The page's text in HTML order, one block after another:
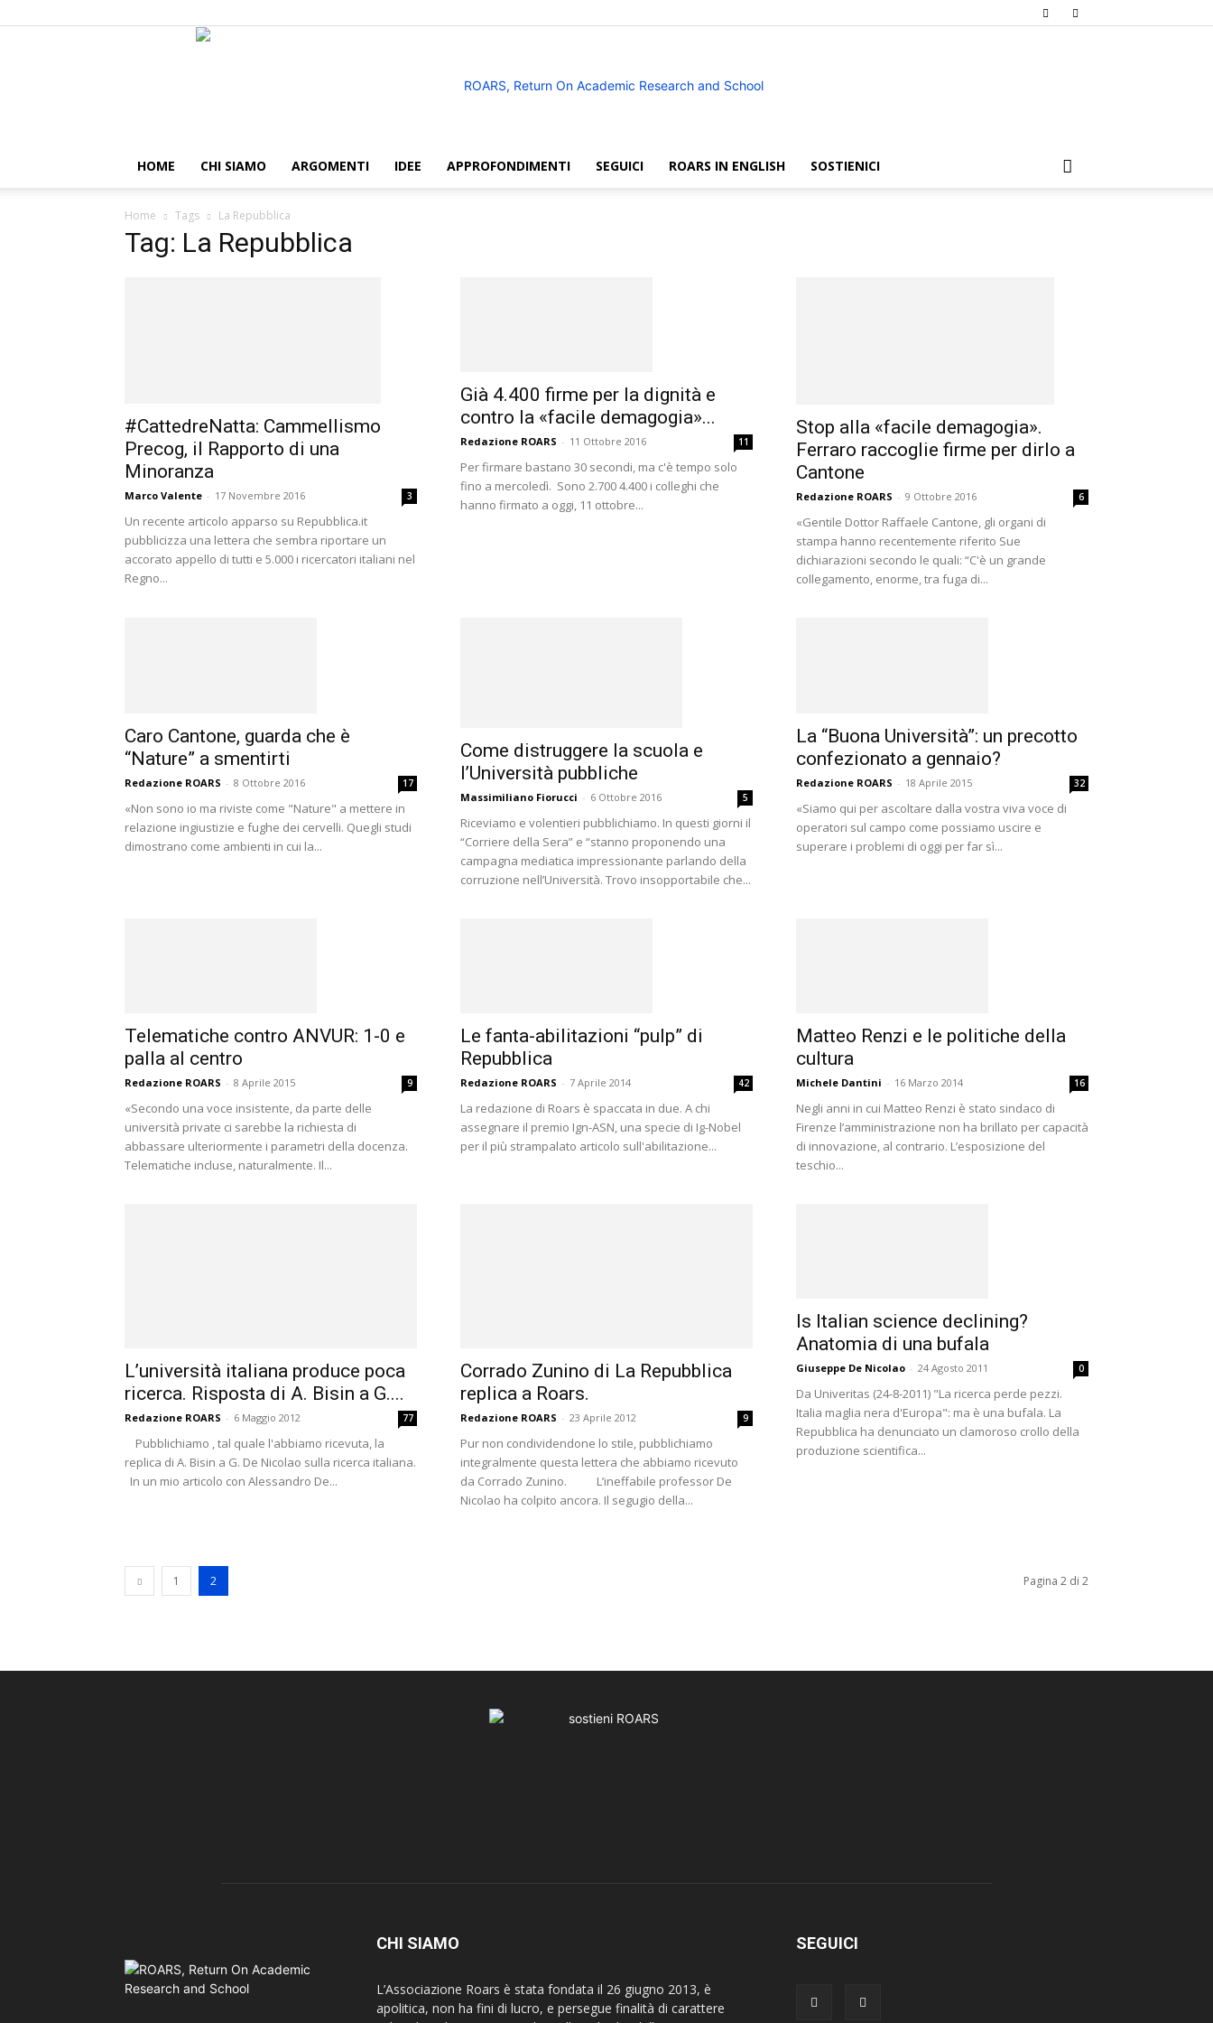
HOME CHI SIAMO ARGOMENTI IDEE APPROFONDIMENTI SEGUICI ROARS IN ENGLISH SOSTIENICI
Home Tags La Repubblica
Tag: La Repubblica
#CattedreNatta: Cammellismo
Precog, il Rapporto di una
Minoranza
Marco Valente - 17 Novembre 2016 3
Un recente articolo apparso su Repubblica.it
pubblicizza una lettera che sembra riportare un
accorato appello di tutti e 5.000 i ricercatori italiani nel
Regno...
Già 4.400 firme per la dignità e
contro la «facile demagogia»...
Redazione ROARS - 11 Ottobre 2016 11
Per firmare bastano 30 secondi, ma c'è tempo solo
fino a mercoledì. Sono 2.700 4.400 i colleghi che
hanno firmato a oggi, 11 ottobre...
Stop alla «facile demagogia».
Ferraro raccoglie firme per dirlo a
Cantone
Redazione ROARS - 9 Ottobre 2016 6
«Gentile Dottor Raffaele Cantone, gli organi di
stampa hanno recentemente riferito Sue
dichiarazioni secondo le quali: “C'è un grande
collegamento, enorme, tra fuga di...
Caro Cantone, guarda che è
“Nature” a smentirti
Redazione ROARS - 8 Ottobre 2016 17
«Non sono io ma riviste come "Nature" a mettere in
relazione ingiustizie e fughe dei cervelli. Quegli studi
dimostrano come ambienti in cui la...
Come distruggere la scuola e
l’Università pubbliche
Massimiliano Fiorucci - 6 Ottobre 2016 5
Riceviamo e volentieri pubblichiamo. In questi giorni il
“Corriere della Sera” e “stanno proponendo una
campagna mediatica impressionante parlando della
corruzione nell’Università. Trovo insopportabile che...
La “Buona Università”: un precotto
confezionato a gennaio?
Redazione ROARS - 18 Aprile 2015 32
«Siamo qui per ascoltare dalla vostra viva voce di
operatori sul campo come possiamo uscire e
superare i problemi di oggi per far sì...
Telematiche contro ANVUR: 1-0 e
palla al centro
Redazione ROARS - 8 Aprile 2015 9
«Secondo una voce insistente, da parte delle
università private ci sarebbe la richiesta di
abbassare ulteriormente i parametri della docenza.
Telematiche incluse, naturalmente. Il...
Le fanta-abilitazioni “pulp” di
Repubblica
Redazione ROARS - 7 Aprile 2014 42
La redazione di Roars è spaccata in due. A chi
assegnare il premio Ign-ASN, una specie di Ig-Nobel
per il più strampalato articolo sull'abilitazione...
Matteo Renzi e le politiche della
cultura
Michele Dantini - 16 Marzo 2014 16
Negli anni in cui Matteo Renzi è stato sindaco di
Firenze l’amministrazione non ha brillato per capacità
di innovazione, al contrario. L’esposizione del
teschio...
L’università italiana produce poca
ricerca. Risposta di A. Bisin a G....
Redazione ROARS - 6 Maggio 2012 77
Pubblichiamo , tal quale l'abbiamo ricevuta, la
replica di A. Bisin a G. De Nicolao sulla ricerca italiana.
In un mio articolo con Alessandro De...
Corrado Zunino di La Repubblica
replica a Roars.
Redazione ROARS - 23 Aprile 2012 9
Pur non condividendone lo stile, pubblichiamo
integralmente questa lettera che abbiamo ricevuto
da Corrado Zunino. L’ineffabile professor De
Nicolao ha colpito ancora. Il segugio della...
Is Italian science declining?
Anatomia di una bufala
Giuseppe De Nicolao - 24 Agosto 2011 0
Da Univeritas (24-8-2011) "La ricerca perde pezzi.
Italia maglia nera d'Europa": ma è una bufala. La
Repubblica ha denunciato un clamoroso crollo della
produzione scientifica...
1 2 Pagina 2 di 2
CHI SIAMO
L’Associazione Roars è stata fondata il 26 giugno 2013, è
apolitica, non ha fini di lucro, e persegue finalità di carattere
SEGUICI